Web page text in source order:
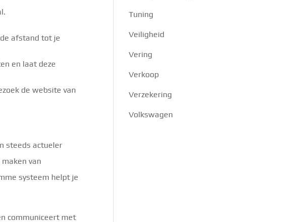
afstand tot je
en laat deze
de website van
steeds actueler
van
systeem helpt je
communiceert met
Tuning
Veiligheid
Vering
Verkoop
Verzekering
Volkswagen